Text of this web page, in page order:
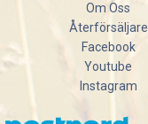
Om Oss
Återförsäljare
Facebook
Youtube
Instagram